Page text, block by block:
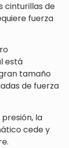
cinturillas de
fuerza
está
tamaño
de fuerza
la
cede y